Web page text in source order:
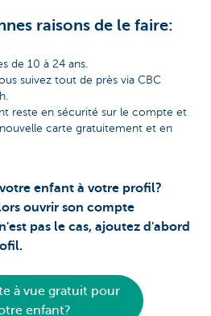
raisons de le faire:
de 10 à 24 ans.
suivez tout de près via CBC
reste en sécurité sur le compte et
carte gratuitement et en
enfant à votre profil?
ouvrir son compte
pas le cas, ajoutez d'abord
à vue gratuit pour
enfant?